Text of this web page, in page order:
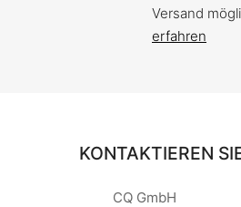
Versand
erfahren
KONTAKTIEREN
CQ GmbH